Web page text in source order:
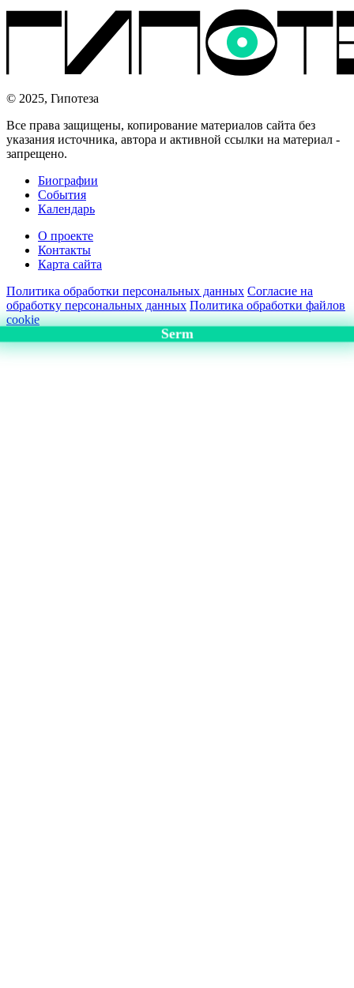
© 2025, Гипотеза
Все права защищены, копирование материалов сайта без
указания источника, автора и активной ссылки на материал -
запрещено.
Биографии
События
Календарь
О проекте
Контакты
Карта сайта
Политика обработки персональных данных Согласие на
обработку персональных данных Политика обработки файлов
cookie
Serm